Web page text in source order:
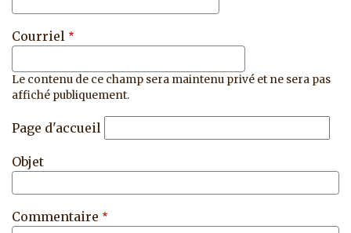
Courriel
Le contenu de ce champ sera maintenu privé et ne sera pas
affiché publiquement.
Page d'accueil
Objet
Commentaire